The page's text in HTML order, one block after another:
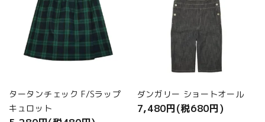
タータンチェック F/Sラップ
キュロット
ダンガリー ショートオール
7,480円(税680円)